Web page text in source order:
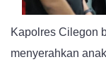
Kapolres Cilegon
menyerahkan